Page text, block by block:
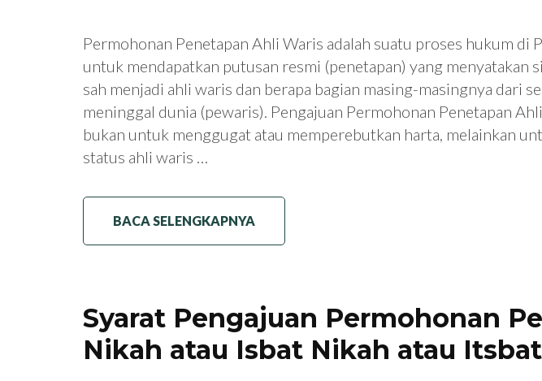
Permohonan Penetapan Ahli Waris adalah suatu proses hukum di
untuk mendapatkan putusan resmi (penetapan) yang menyatakan
sah menjadi ahli waris dan berapa bagian masing-masingnya dari
meninggal dunia (pewaris). Pengajuan Permohonan Penetapan
bukan untuk menggugat atau memperebutkan harta, melainkan
status ahli waris …
BACA SELENGKAPNYA
Syarat Pengajuan Permohonan
Nikah atau Isbat Nikah atau